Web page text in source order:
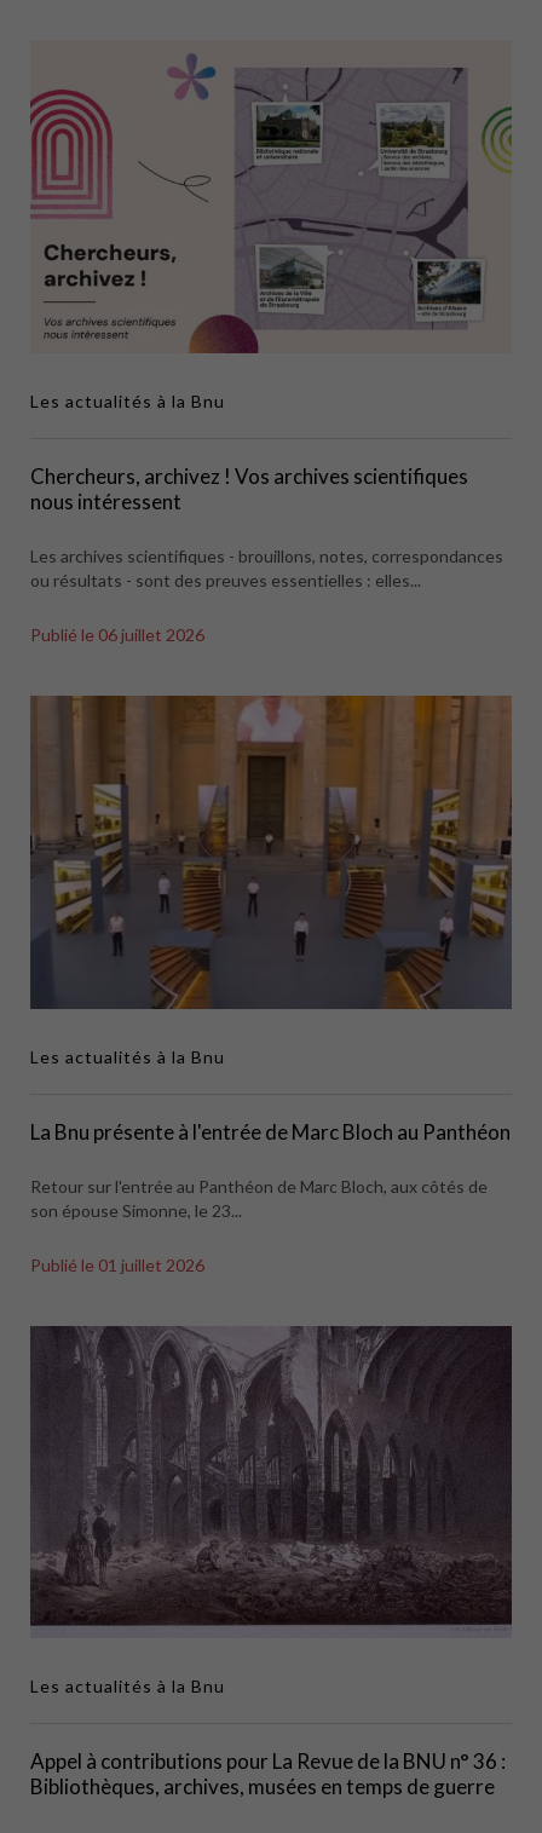
Les actualités à la Bnu
Chercheurs, archivez ! Vos archives scientifiques
nous intéressent
Les archives scientifiques - brouillons, notes, correspondances
ou résultats - sont des preuves essentielles : elles...
Publié le 06 juillet 2026
Les actualités à la Bnu
La Bnu présente à l'entrée de Marc Bloch au Panthéon
Retour sur l'entrée au Panthéon de Marc Bloch, aux côtés de
son épouse Simonne, le 23...
Publié le 01 juillet 2026
Les actualités à la Bnu
Appel à contributions pour La Revue de la BNU n° 36 :
Bibliothèques, archives, musées en temps de guerre